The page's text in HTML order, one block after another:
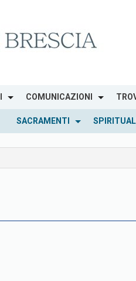
COMUNICAZIONI
SACRAMENTI